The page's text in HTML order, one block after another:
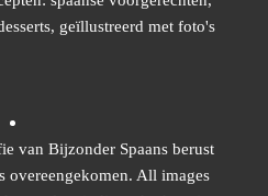
geïllustreerd met foto's
van Bijzonder Spaans berust
overeengekomen. All images